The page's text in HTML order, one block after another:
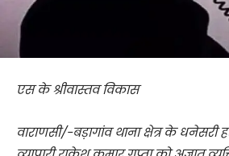
एस के श्रीवास्तव विकास
वाराणसी/-बड़ागांव थाना क्षेत्र के धनेसरी